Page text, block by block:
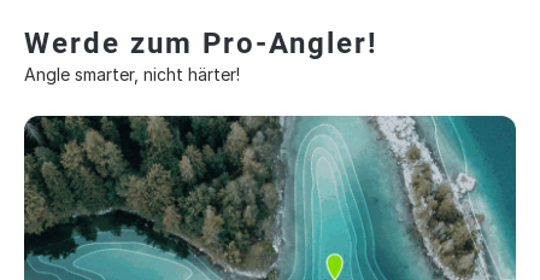
Werde zum Pro-Angler!
Angle smarter, nicht härter!